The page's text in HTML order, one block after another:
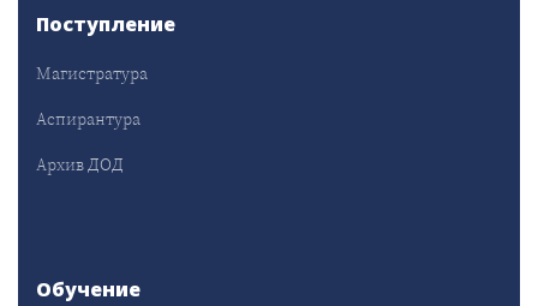
Поступление
Магистратура
Аспирантура
Архив ДОД
Обучение